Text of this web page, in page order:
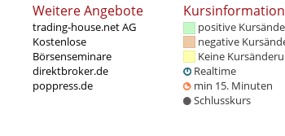
Weitere Angebote
trading-house.net AG
Kostenlose
Börsenseminare
direktbroker.de
poppress.de
positive
negative
Keine
Realtime
min 15. Minuten
Schlusskurs